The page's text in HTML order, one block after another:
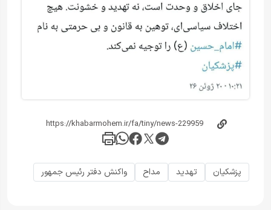
پزشکیان تهدید مداح واکنش دفتر رئیس جمهور